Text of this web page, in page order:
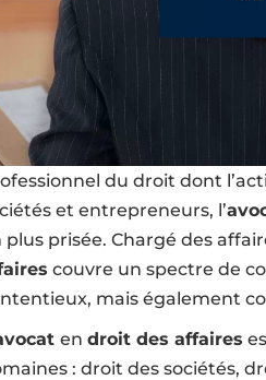
du droit dont
et entrepreneurs, l’
plus prisée. Chargé des
couvre un spectre de
mais également
en droit des affaires
: droit des sociétés,